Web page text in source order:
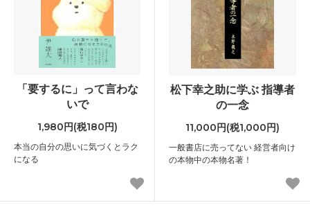
「要するに」って言わな
いで
1,980円(税180円)
本当の自分の思いに気づくとラク
になる
松下幸之助に学ぶ 指導者
の一念
11,000円(税1,000円)
一般書店に売ってない 経営者向け
の本物中の本物名著！